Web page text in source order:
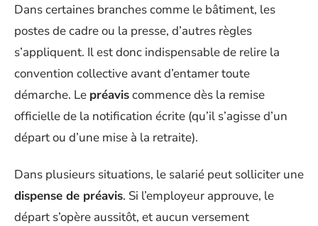
Dans certaines branches comme le bâtiment, les
postes de cadre ou la presse, d’autres règles
s’appliquent. Il est donc indispensable de relire la
convention collective avant d’entamer toute
démarche. Le préaviscommence dès la remise
officielle de la notification écrite (qu’il s’agisse d’un
départ ou d’une mise à la retraite).
Dans plusieurs situations, le salarié peut solliciter une
dispense de préavis. Si l’employeur approuve, le
départ s’opère aussitôt, et aucun versement